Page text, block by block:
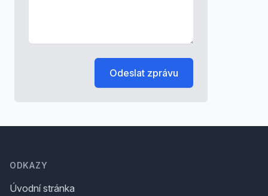
Odeslat zprávu
ODKAZY
Úvodní stránka